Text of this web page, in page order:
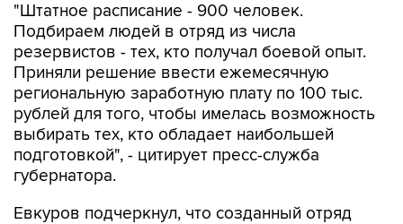
"Штатное расписание - 900 человек.
Подбираем людей в отряд из числа
резервистов - тех, кто получал боевой опыт.
Приняли решение ввести ежемесячную
региональную заработную плату по 100 тыс.
рублей для того, чтобы имелась возможность
выбирать тех, кто обладает наибольшей
подготовкой", - цитирует пресс-служба
губернатора.
Евкуров подчеркнул, что созданный отряд